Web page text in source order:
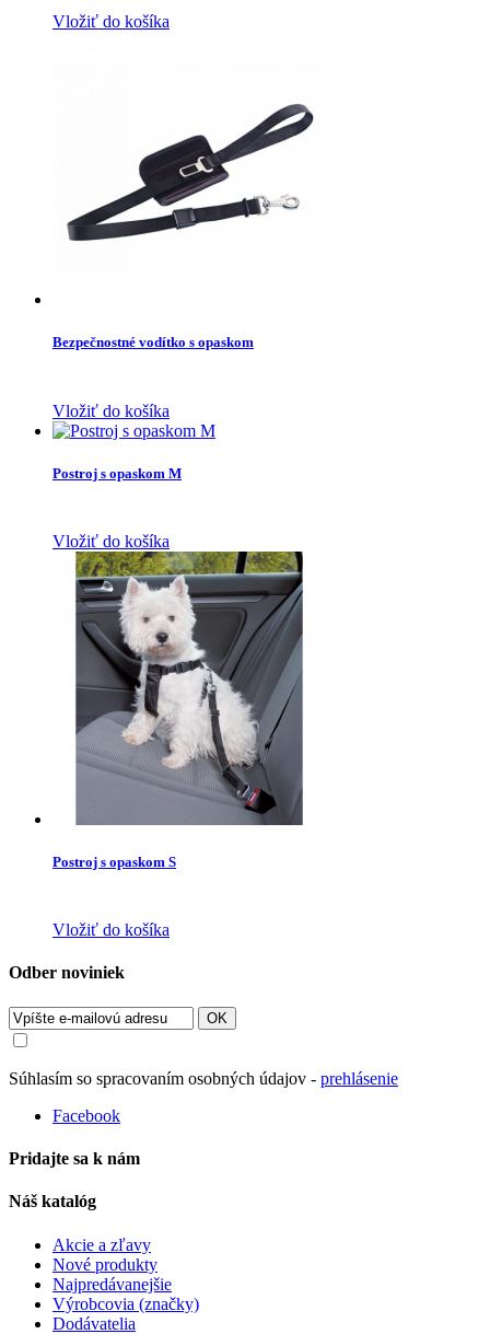
Vložiť do košíka
Bezpečnostné vodítko s opaskom
Vložiť do košíka
Postroj s opaskom M
Vložiť do košíka
Postroj s opaskom S
Vložiť do košíka
Odber noviniek
OK
Súhlasím so spracovaním osobných údajov - prehlásenie
Facebook
Pridajte sa k nám
Náš katalóg
Akcie a zľavy
Nové produkty
Najpredávanejšie
Výrobcovia (značky)
Dodávatelia